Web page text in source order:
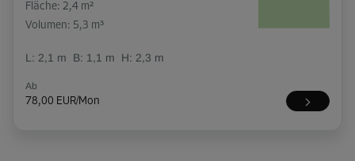
Fläche: 2,4 m²
Volumen: 5,3 m³
L: 2,1 m B: 1,1 m H: 2,3 m
Ab
78,00 EUR/Mon